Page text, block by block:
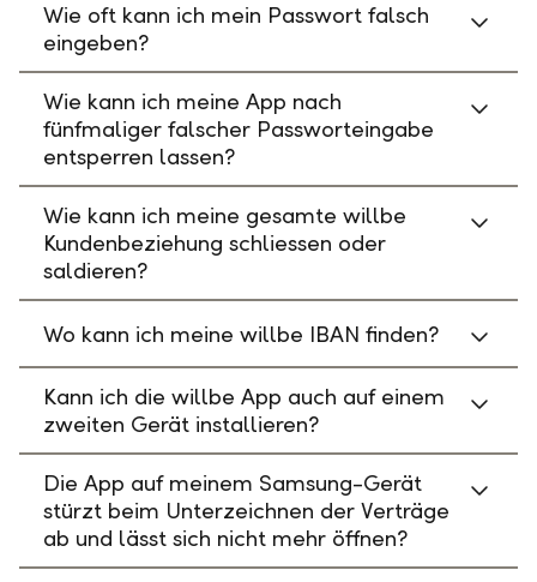
Wie oft kann ich mein Passwort falsch
eingeben?
Wie kann ich meine App nach
fünfmaliger falscher Passworteingabe
entsperren lassen?
Wie kann ich meine gesamte willbe
Kundenbeziehung schliessen oder
saldieren?
Wo kann ich meine willbe IBAN finden?
Kann ich die willbe App auch auf einem
zweiten Gerät installieren?
Die App auf meinem Samsung-Gerät
stürzt beim Unterzeichnen der Verträge
ab und lässt sich nicht mehr öffnen?